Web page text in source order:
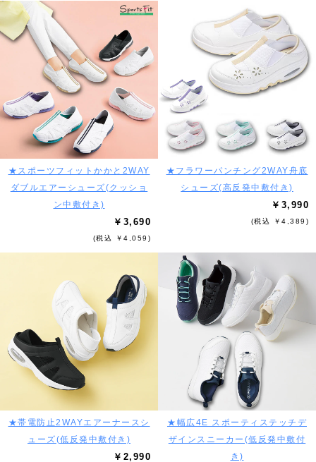
★スポーツフィットかかと2WAY
ダブルエアーシューズ(クッショ
ン中敷付き)
￥3,690
(税込 ￥4,059)
★フラワーパンチング2WAY舟底
シューズ(高反発中敷付き)
￥3,990
(税込 ￥4,389)
★帯電防止2WAYエアーナースシ
ューズ(低反発中敷付き)
￥2,990
★幅広4E スポーティステッチデ
ザインスニーカー(低反発中敷付
き)